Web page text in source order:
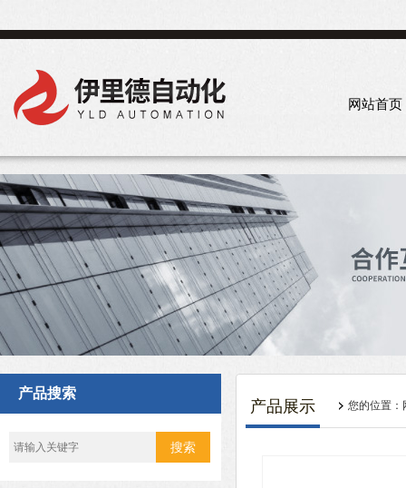
网站首页
产品搜索
产品展示 您的位置：